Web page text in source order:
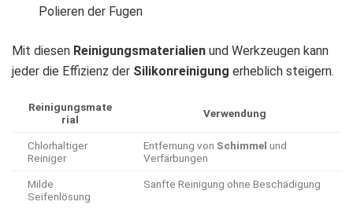
Polieren der Fugen
Mit diesen Reinigungsmaterialien und Werkzeugen kann
jeder die Effizienz der Silikonreinigung erheblich steigern.
Reinigungsmate
rial
Verwendung
Chlorhaltiger
Reiniger
Entfernung von Schimmel und
Verfärbungen
Milde
Seifenlösung
Sanfte Reinigung ohne Beschädigung